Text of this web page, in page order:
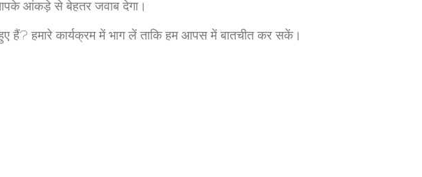
आंकड़े से बेहतर जवाब देगा।
हमारे कार्यक्रम में भाग लें ताकि हम आपस में बातचीत कर सकें।